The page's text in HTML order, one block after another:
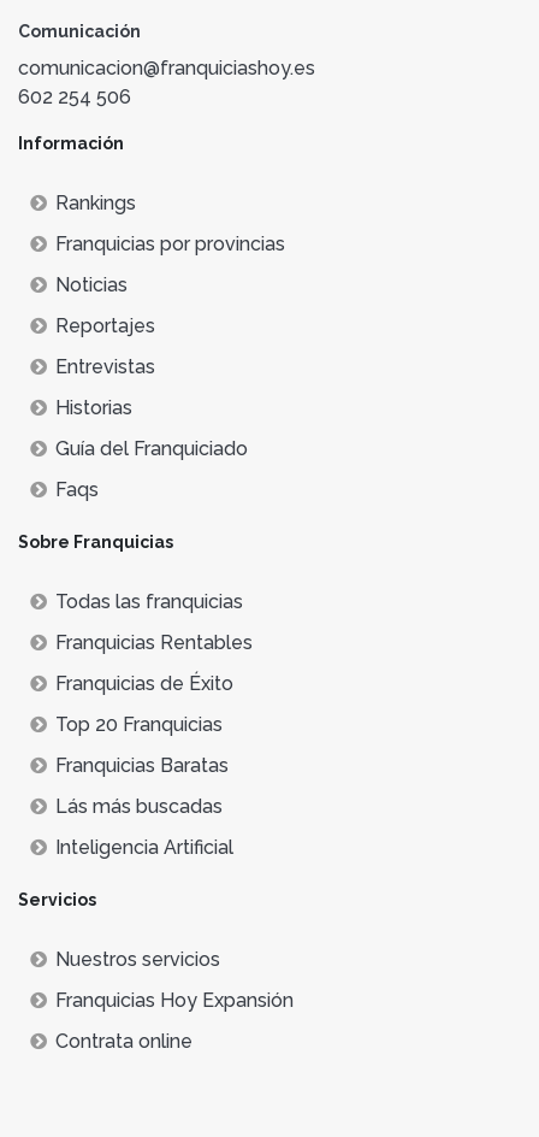
Comunicación
comunicacion@franquiciashoy.es
602 254 506
Información
Rankings
Franquicias por provincias
Noticias
Reportajes
Entrevistas
Historias
Guía del Franquiciado
Faqs
Sobre Franquicias
Todas las franquicias
Franquicias Rentables
Franquicias de Éxito
Top 20 Franquicias
Franquicias Baratas
Lás más buscadas
Inteligencia Artificial
Servicios
Nuestros servicios
Franquicias Hoy Expansión
Contrata online